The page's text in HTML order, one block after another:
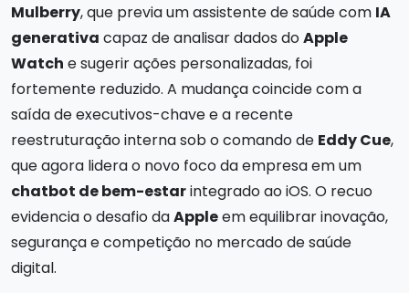
Mulberry, que previa um assistente de saúde com IA
generativa capaz de analisar dados doApple
Watch e sugerir ações personalizadas, foi
fortemente reduzido. A mudança coincide com a
saída de executivos-chave e a recente
reestruturação interna sob o comando de Eddy Cue,
que agora lidera o novo foco da empresa em um
chatbot de bem-estarintegrado ao iOS. O recuo
evidencia o desafio daAppleem equilibrar inovação,
segurança e competição no mercado de saúde
digital.